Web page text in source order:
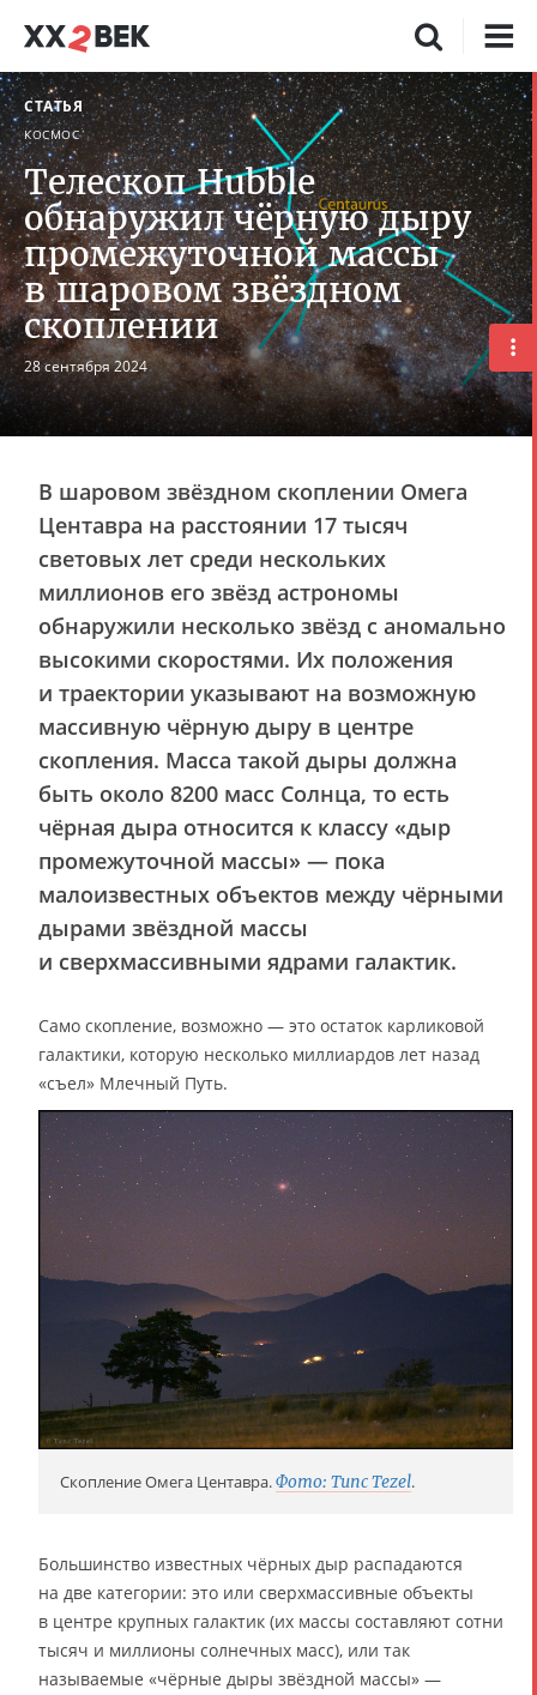
СТАТЬЯ
КОСМОС
Телескоп Hubble
обнаружил чёрную дыру
промежуточной массы
в шаровом звёздном
скоплении
28 сентября 2024
В шаровом звёздном скоплении Омега
Центавра на расстоянии 17 тысяч
световых лет среди нескольких
миллионов его звёзд астрономы
обнаружили несколько звёзд с аномально
высокими скоростями. Их положения
и траектории указывают на возможную
массивную чёрную дыру в центре
скопления. Масса такой дыры должна
быть около 8200 масс Солнца, то есть
чёрная дыра относится к классу «дыр
промежуточной массы» — пока
малоизвестных объектов между чёрными
дырами звёздной массы
и сверхмассивными ядрами галактик.
Само скопление, возможно — это остаток карликовой
галактики, которую несколько миллиардов лет назад
«съел» Млечный Путь.
Скопление Омега Центавра.Фото: Tunc Tezel.
Большинство известных чёрных дыр распадаются
на две категории: это или сверхмассивные объекты
в центре крупных галактик (их массы составляют сотни
тысяч и миллионы солнечных масс), или так
называемые «чёрные дыры звёздной массы» —